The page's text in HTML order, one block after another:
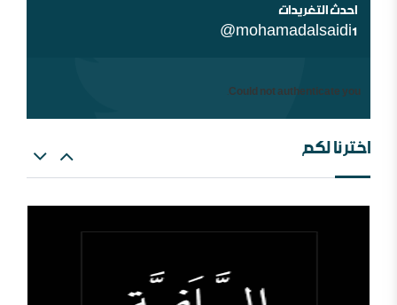
احدث التغريدات
@mohamadalsaidi1
Could not authenticate you.
اخترنا لكم
العالم الإسلامي والمؤامرة القادمة